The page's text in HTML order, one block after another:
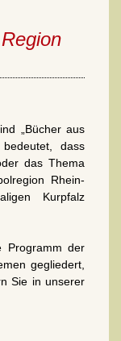
„Bücher aus
dass
das Thema
Rhein-
Kurpfalz
Programm der
gegliedert,
Sie in unserer